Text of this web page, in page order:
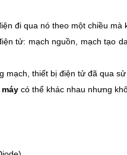
đi qua nó theo một chiều mà
tử: mạch nguồn, mạch tạo
mạch, thiết bị điện tử đã qua
có thể khác nhau nhưng